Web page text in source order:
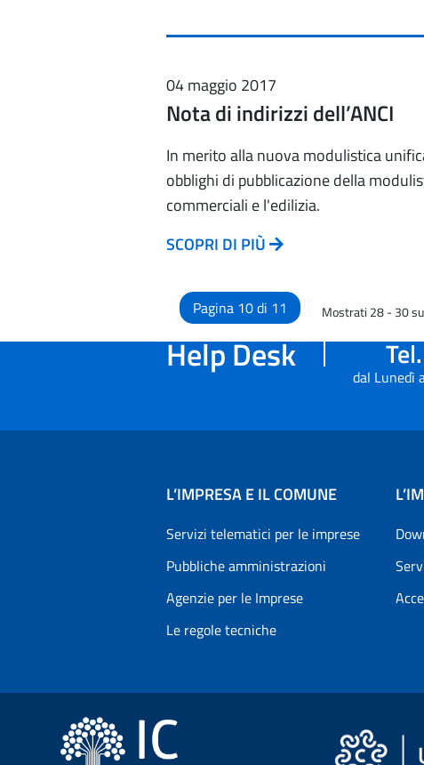
04 maggio 2017
Nota di indirizzi dell’ANCI
In merito alla nuova modulistica
obblighi di pubblicazione della
commerciali e l'edilizia.
SCOPRI DI PIÙ
Pagina 10 di 11 Mostrati 28 - 30
Help Desk dal Lunedì
L’IMPRESA E IL COMUNE
Servizi telematici per le imprese
Pubbliche amministrazioni
Agenzie per le Imprese
Le regole tecniche